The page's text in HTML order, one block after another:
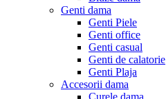
Genti dama
Genti Piele
Genti office
Genti casual
Genti de calatorie
Genti Plaja
Accesorii dama